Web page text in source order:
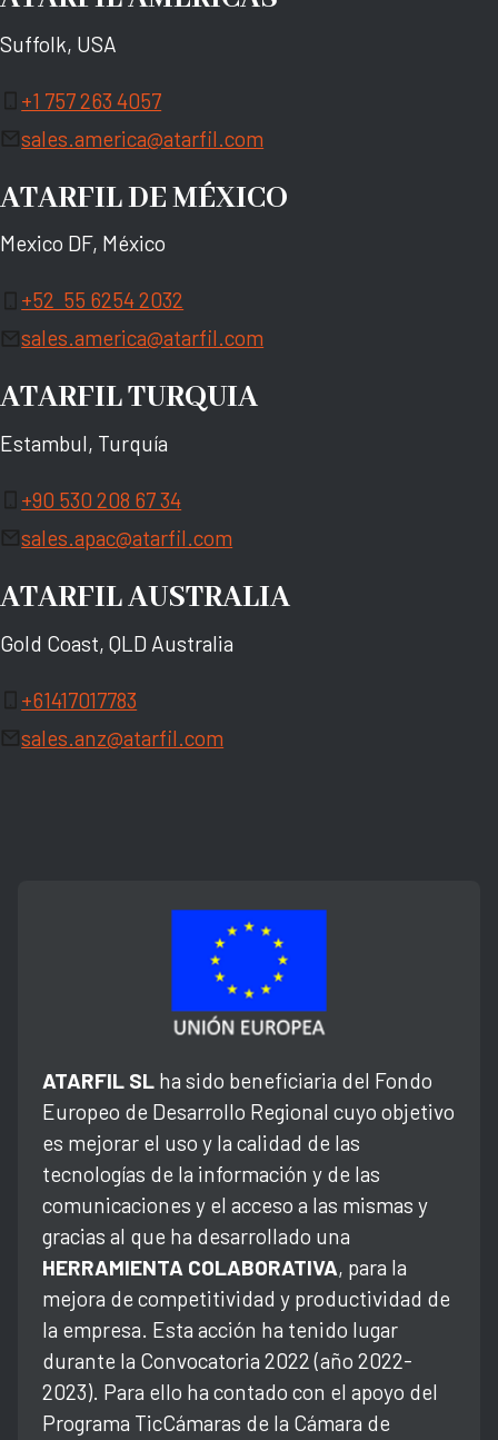
Suffolk, USA
+1 757 263 4057
sales.america@atarfil.com
ATARFIL DE MÉXICO
Mexico DF, México
+52 55 6254 2032
sales.america@atarfil.com
ATARFIL TURQUIA
Estambul, Turquía
+90 530 208 67 34
sales.apac@atarfil.com
ATARFIL AUSTRALIA
Gold Coast, QLD Australia
+61417017783
sales.anz@atarfil.com
ATARFIL SL ha sido beneficiaria del Fondo
Europeo de Desarrollo Regional cuyo objetivo
es mejorar el uso y la calidad de las
tecnologías de la información y de las
comunicaciones y el acceso a las mismas y
gracias al que ha desarrollado una
HERRAMIENTA COLABORATIVA, para la
mejora de competitividad y productividad de
la empresa. Esta acción ha tenido lugar
durante la Convocatoria 2022 (año 2022-
2023). Para ello ha contado con el apoyo del
Programa TicCámaras de la Cámara de